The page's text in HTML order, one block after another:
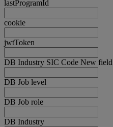
lastProgramId
cookie
jwtToken
DB Industry SIC Code New field
DB Job level
DB Job role
DB Industry